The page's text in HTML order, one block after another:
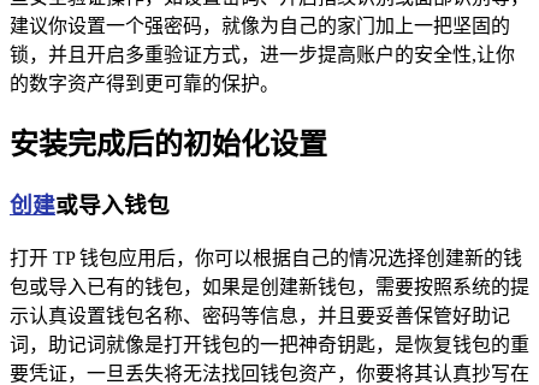
建议你设置一个强密码，就像为自己的家门加上一把坚固的
锁，并且开启多重验证方式，进一步提高账户的安全性,让你
的数字资产得到更可靠的保护。
安装完成后的初始化设置
创建或导入钱包
打开 TP 钱包应用后，你可以根据自己的情况选择创建新的钱
包或导入已有的钱包，如果是创建新钱包，需要按照系统的提
示认真设置钱包名称、密码等信息，并且要妥善保管好助记
词，助记词就像是打开钱包的一把神奇钥匙，是恢复钱包的重
要凭证，一旦丢失将无法找回钱包资产，你要将其认真抄写在